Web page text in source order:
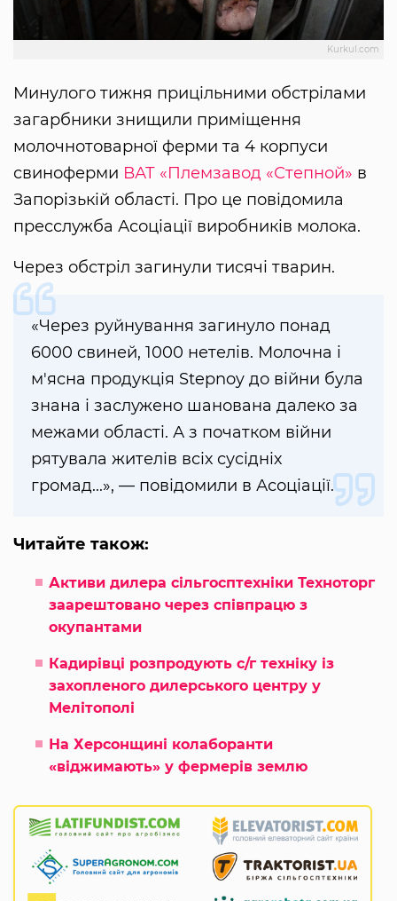
Kurkul.com
Минулого тижня прицільними обстрілами
загарбники знищили приміщення
молочнотоварної ферми та 4 корпуси
свиноферми ВАТ «Племзавод «Степной» в
Запорізькій області. Про це повідомила
пресслужба Асоціації виробників молока.
Через обстріл загинули тисячі тварин.
«Через руйнування загинуло понад
6000 свиней, 1000 нетелів. Молочна і
м'ясна продукція Stepnoy до війни була
знана і заслужено шанована далеко за
межами області. А з початком війни
рятувала жителів всіх сусідніх
громад...», — повідомили в Асоціації.
Читайте також:
Активи дилера сільгосптехніки Техноторг
заарештовано через співпрацю з
окупантами
Кадирівці розпродують с/г техніку із
захопленого дилерського центру у
Мелітополі
На Херсонщині колаборанти
«віджимають» у фермерів землю